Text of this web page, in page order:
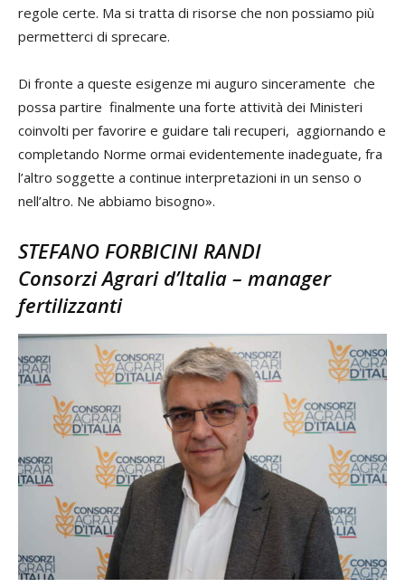
regole certe. Ma si tratta di risorse che non possiamo più
permetterci di sprecare.
Di fronte a queste esigenze mi auguro sinceramente che
possa partire finalmente una forte attività dei Ministeri
coinvolti per favorire e guidare tali recuperi, aggiornando e
completando Norme ormai evidentemente inadeguate, fra
l’altro soggette a continue interpretazioni in un senso o
nell’altro. Ne abbiamo bisogno».
STEFANO FORBICINI RANDI
Consorzi Agrari d’Italia – manager
fertilizzanti